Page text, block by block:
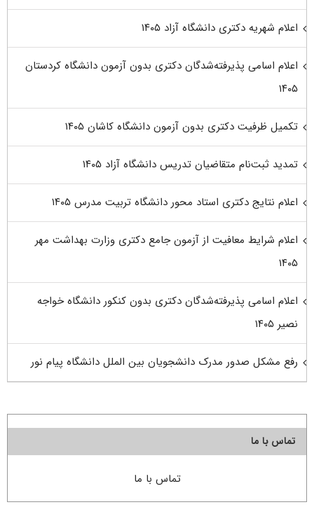
اعلام شهریه دکتری دانشگاه آزاد ۱۴۰۵
اعلام اسامی پذیرفته‌شدگان دکتری بدون آزمون دانشگاه کردستان
۱۴۰۵
تکمیل ظرفیت دکتری بدون آزمون دانشگاه کاشان ۱۴۰۵
تمدید ثبت‌نام متقاضیان تدریس دانشگاه آزاد ۱۴۰۵
اعلام نتایج دکتری استاد محور دانشگاه تربیت مدرس ۱۴۰۵
اعلام شرایط معافیت از آزمون جامع دکتری وزارت بهداشت مهر
۱۴۰۵
اعلام اسامی پذیرفته‌شدگان دکتری بدون کنکور دانشگاه خواجه
نصیر ۱۴۰۵
رفع مشکل صدور مدرک دانشجویان بین الملل دانشگاه پیام نور
تماس با ما
تماس با ما